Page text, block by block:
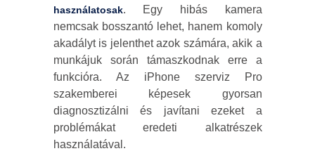
használatosak. Egy hibás kamera
nemcsak bosszantó lehet, hanem komoly
akadályt is jelenthet azok számára, akik a
munkájuk során támaszkodnak erre a
funkcióra. Az iPhone szerviz Pro
szakemberei képesek gyorsan
diagnosztizálni és javítani ezeket a
problémákat eredeti alkatrészek
használatával.